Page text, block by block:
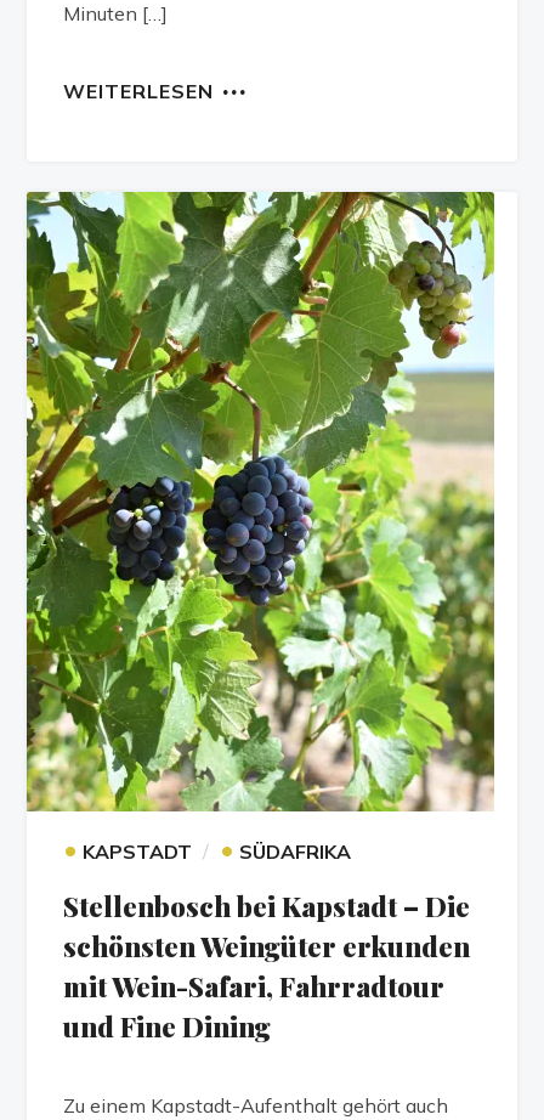
Minuten […]
WEITERLESEN
• KAPSTADT • SÜDAFRIKA
Stellenbosch bei Kapstadt – Die
schönsten Weingüter erkunden
mit Wein-Safari, Fahrradtour
und Fine Dining
Zu einem Kapstadt-Aufenthalt gehört auch